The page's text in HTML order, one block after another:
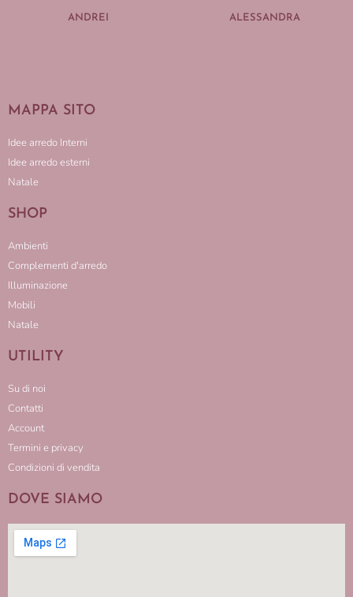
ANDREI ALESSANDRA
MAPPA SITO
Idee arredo Interni
Idee arredo esterni
Natale
SHOP
Ambienti
Complementi d'arredo
Illuminazione
Mobili
Natale
UTILITY
Su di noi
Contatti
Account
Termini e privacy
Condizioni di vendita
DOVE SIAMO